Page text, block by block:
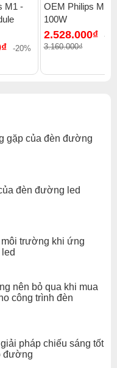
đường led khu đô thị
M1 -
-20%
OEM Philips M10-
100W
2.528.000₫
-
3.160.000₫
gặp của đèn đường
đèn đường led
trường khi ứng
nên bỏ qua khi mua
công trình đèn
pháp chiếu sáng tốt
đường